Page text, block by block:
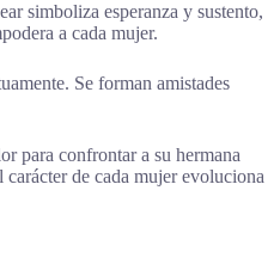
simboliza esperanza y sustento,
a cada mujer.
Se forman amistades
para confrontar a su hermana
carácter de cada mujer evoluciona